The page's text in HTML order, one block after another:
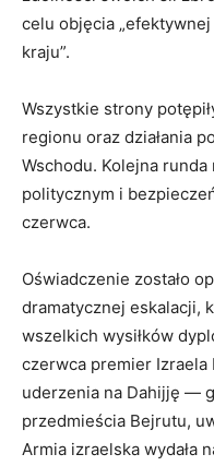
celu objęcia
kraju”.
Wszystkie strony
regionu oraz działania
Wschodu. Kolejna
politycznym i
czerwca.
Oświadczenie zostało
dramatycznej eskalacji,
wszelkich wysiłków
czerwca premier Izraela
uderzenia na Dahijję —
przedmieścia Bejrutu,
Armia izraelska wydała